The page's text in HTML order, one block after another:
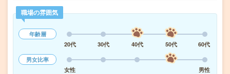
職場の雰囲気
年齢層
20代
30代 40代 50代
60代
男女比率
女性
男性